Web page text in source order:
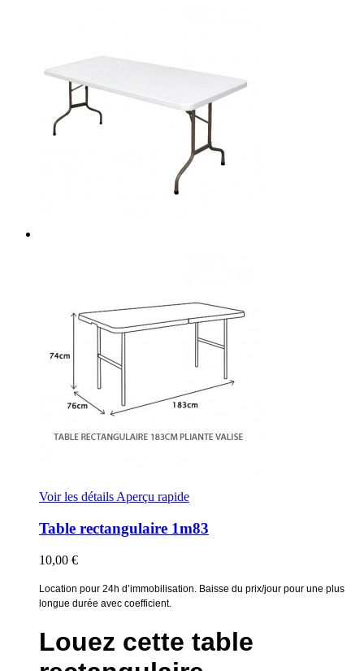
Voir les détails Aperçu rapide
Table rectangulaire 1m83
10,00 €
Location pour 24h d’immobilisation. Baisse du prix/jour pour une plus
longue durée avec coefficient.
Louez cette table